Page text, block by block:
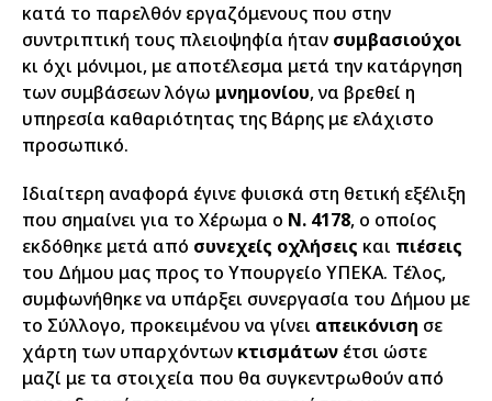
κατά το παρελθόν εργαζόμενους που στην
συντριπτική τους πλειοψηφία ήταν συμβασιούχοι
κι όχι μόνιμοι, με αποτέλεσμα μετά την κατάργηση
των συμβάσεων λόγω μνημονίου, να βρεθεί η
υπηρεσία καθαριότητας της Βάρης με ελάχιστο
προσωπικό.
Ιδιαίτερη αναφορά έγινε φυισκά στη θετική εξέλιξη
που σημαίνει για το Χέρωμα ο Ν. 4178, ο οποίος
εκδόθηκε μετά από συνεχείς οχλήσεις και πιέσεις
του Δήμου μας προς το Υπουργείο ΥΠΕΚΑ. Τέλος,
συμφωνήθηκε να υπάρξει συνεργασία του Δήμου με
το Σύλλογο, προκειμένου να γίνει απεικόνιση σε
χάρτη των υπαρχόντων κτισμάτων έτσι ώστε
μαζί με τα στοιχεία που θα συγκεντρωθούν από